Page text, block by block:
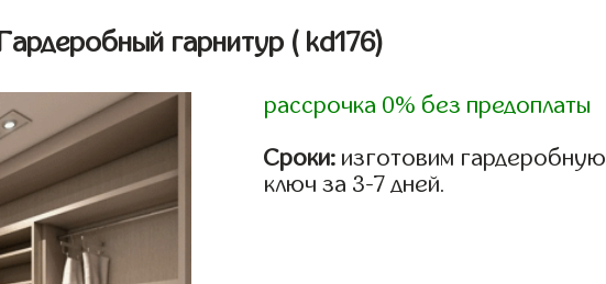
Гардеробный гарнитур ( kd176)
рассрочка 0% без предоплаты
Сроки: изготовим
ключ за 3-7 дней.